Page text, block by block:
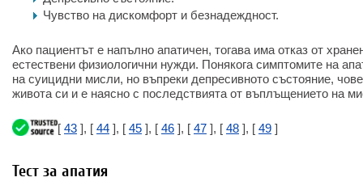
Чувство на дискомфорт и безнадеждност.
Ако пациентът е напълно апатичен, тогава има отказ от
естествени физиологични нужди. Понякога симптомите на
на суицидни мисли, но въпреки депресивното състояние,
живота си и е наясно с последствията от въплъщението на
[ 43 ], [ 44 ], [ 45 ], [ 46 ], [ 47 ], [ 48 ], [ 49 ]
Тест за апатия